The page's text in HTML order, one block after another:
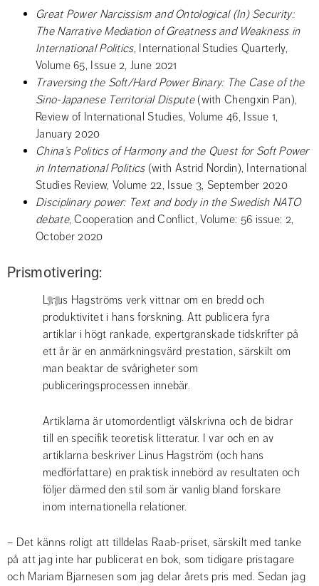
Great Power Narcissism and Ontological (In) Security:
The Narrative Mediation of Greatness and Weakness in
International Politics, International Studies Quarterly,
Volume 65, Issue 2, June 2021
Traversing the Soft/Hard Power Binary: The Case of the
Sino-Japanese Territorial Dispute (with Chengxin Pan),
Review of International Studies, Volume 46, Issue 1,
January 2020
China’s Politics of Harmony and the Quest for Soft Power
in International Politics (with Astrid Nordin), International
Studies Review, Volume 22, Issue 3, September 2020
Disciplinary power: Text and body in the Swedish NATO
debate, Cooperation and Conflict, Volume: 56 issue: 2,
October 2020
Prismotivering:
Linus Hagströms verk vittnar om en bredd och
produktivitet i hans forskning. Att publicera fyra
artiklar i högt rankade, expertgranskade tidskrifter på
ett år är en anmärkningsvärd prestation, särskilt om
man beaktar de svårigheter som
publiceringsprocessen innebär.
Artiklarna är utomordentligt välskrivna och de bidrar
till en specifik teoretisk litteratur. I var och en av
artiklarna beskriver Linus Hagström (och hans
medförfattare) en praktisk innebörd av resultaten och
följer därmed den stil som är vanlig bland forskare
inom internationella relationer.
– Det känns roligt att tilldelas Raab-priset, särskilt med tanke
på att jag inte har publicerat en bok, som tidigare pristagare
och Mariam Bjarnesen som jag delar årets pris med. Sedan jag